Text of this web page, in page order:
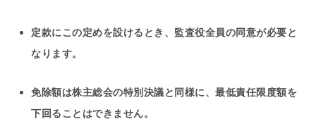
定款にこの定めを設けるとき、監査役全員の同意が必要と
なります。
免除額は株主総会の特別決議と同様に、最低責任限度額を
下回ることはできません。